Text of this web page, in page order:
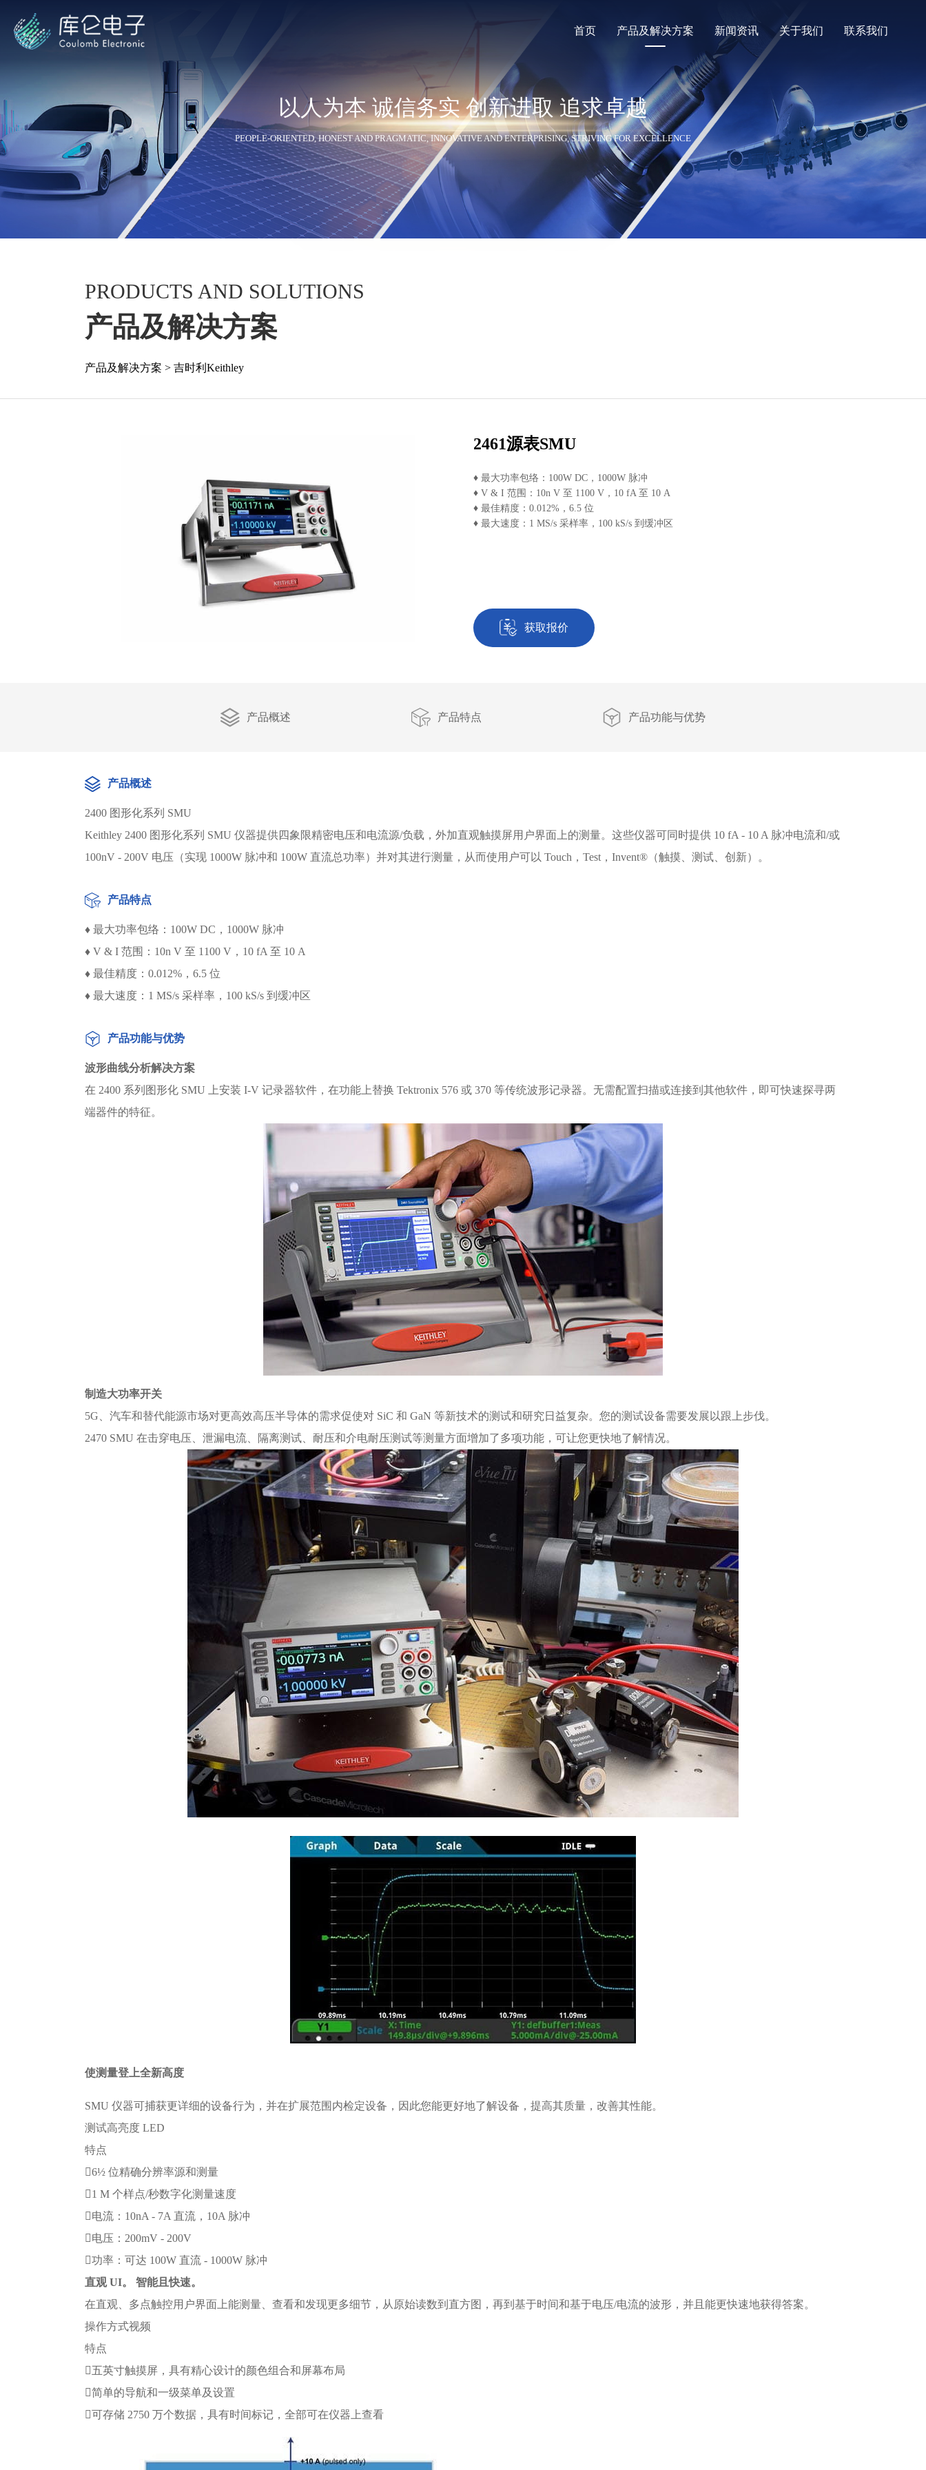
首页 产品及解决方案
艾德克斯ITECH 吉时利Keithley 泰克Tektronix 罗德与施瓦茨 鼎阳Siglent
普源RIGOL 优利德UNI-T
横河Yokogawa
新闻资讯 关于我们 联系我们
以人为本 诚信务实 创新进取 追求卓越
PEOPLE-ORIENTED, HONEST AND PRAGMATIC, INNOVATIVE AND ENTERPRISING, STRIVING FOR EXCELLENCE
PRODUCTS AND SOLUTIONS
产品及解决方案
产品及解决方案 > 吉时利Keithley
2461源表SMU
♦ 最大功率包络：100W DC，1000W 脉冲
♦ V & I 范围：10n V 至 1100 V，10 fA 至 10 A
♦ 最佳精度：0.012%，6.5 位
♦ 最大速度：1 MS/s 采样率，100 kS/s 到缓冲区
获取报价
产品概述 产品特点 产品功能与优势
产品概述
2400 图形化系列 SMU
Keithley 2400 图形化系列 SMU 仪器提供四象限精密电压和电流源/负载，外加直观触摸屏用户界面上的测量。这些仪器可同时提供 10 fA - 10 A 脉冲电流和/或
100nV - 200V 电压（实现 1000W 脉冲和 100W 直流总功率）并对其进行测量，从而使用户可以 Touch，Test，Invent®（触摸、测试、创新）。
产品特点
♦ 最大功率包络：100W DC，1000W 脉冲
♦ V & I 范围：10n V 至 1100 V，10 fA 至 10 A
♦ 最佳精度：0.012%，6.5 位
♦ 最大速度：1 MS/s 采样率，100 kS/s 到缓冲区
产品功能与优势
波形曲线分析解决方案
在 2400 系列图形化 SMU 上安装 I-V 记录器软件，在功能上替换 Tektronix 576 或 370 等传统波形记录器。无需配置扫描或连接到其他软件，即可快速探寻两
端器件的特征。
制造大功率开关
5G、汽车和替代能源市场对更高效高压半导体的需求促使对 SiC 和 GaN 等新技术的测试和研究日益复杂。您的测试设备需要发展以跟上步伐。
2470 SMU 在击穿电压、泄漏电流、隔离测试、耐压和介电耐压测试等测量方面增加了多项功能，可让您更快地了解情况。
使测量登上全新高度
SMU 仪器可捕获更详细的设备行为，并在扩展范围内检定设备，因此您能更好地了解设备，提高其质量，改善其性能。
测试高亮度 LED
特点
6½ 位精确分辨率源和测量
1 M 个样点/秒数字化测量速度
电流：10nA - 7A 直流，10A 脉冲
电压：200mV - 200V
功率：可达 100W 直流 - 1000W 脉冲
直观 UI。 智能且快速。
在直观、多点触控用户界面上能测量、查看和发现更多细节，从原始读数到直方图，再到基于时间和基于电压/电流的波形，并且能更快速地获得答案。
操作方式视频
特点
五英寸触摸屏，具有精心设计的颜色组合和屏幕布局
简单的导航和一级菜单及设置
可存储 2750 万个数据，具有时间标记，全部可在仪器上查看